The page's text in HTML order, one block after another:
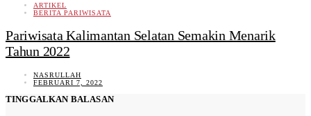
ARTIKEL
BERITA PARIWISATA
Pariwisata Kalimantan Selatan Semakin Menarik
Tahun 2022
NASRULLAH
FEBRUARI 7, 2022
TINGGALKAN BALASAN